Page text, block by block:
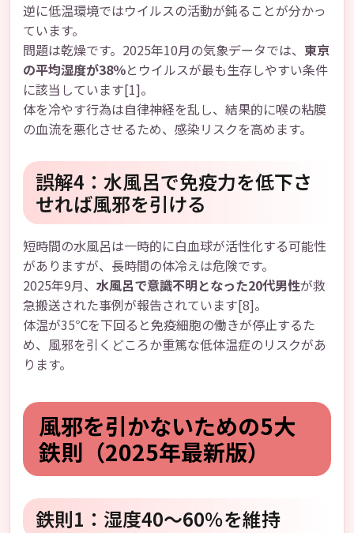
逆に低温環境ではウイルスの活動が鈍ることが分かっ
ています。
問題は乾燥です。2025年10月の気象データでは、 東京
の平均湿度が38％とウイルスが最も生存しやすい条件
に該当しています[1]。
体を冷やす行為は自律神経を乱し、結果的に喉の粘膜
の血流を悪化させるため、感染リスクを高めます。
誤解4：水風呂で免疫力を低下さ
せれば風邪を引ける
短時間の水風呂は一時的に白血球が活性化する可能性
がありますが、長時間の体冷えは危険です。
2025年9月、 水風呂で意識不明となった20代男性が救
急搬送された事例が報告されています[8]。
体温が35℃を下回ると免疫細胞の働きが停止するた
め、風邪を引くどころか重篤な低体温症のリスクがあ
ります。
風邪を引かないための5大
鉄則（2025年最新版）
鉄則1：湿度40～60％を維持